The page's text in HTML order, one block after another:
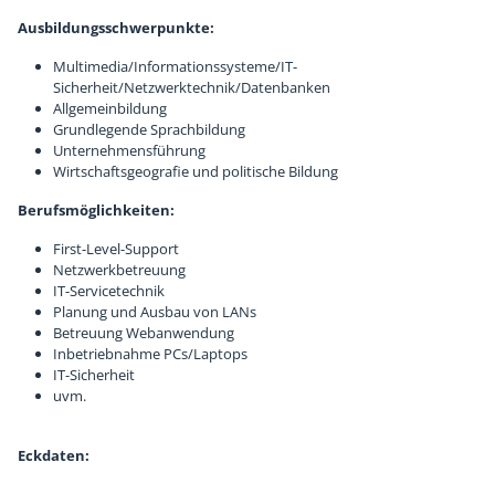
Ausbildungsschwerpunkte:
Multimedia/Informationssysteme/IT-
Sicherheit/Netzwerktechnik/Datenbanken
Allgemeinbildung
Grundlegende Sprachbildung
Unternehmensführung
Wirtschaftsgeografie und politische Bildung
Berufsmöglichkeiten:
First-Level-Support
Netzwerkbetreuung
IT-Servicetechnik
Planung und Ausbau von LANs
Betreuung Webanwendung
Inbetriebnahme PCs/Laptops
IT-Sicherheit
uvm.
Eckdaten:
Chronik
Sponsoren